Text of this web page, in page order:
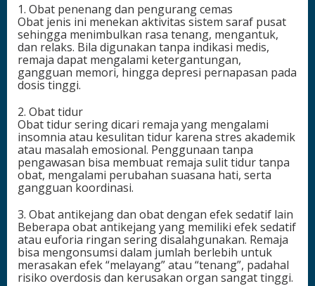
1. Obat penenang dan pengurang cemas
Obat jenis ini menekan aktivitas sistem saraf pusat
sehingga menimbulkan rasa tenang, mengantuk,
dan relaks. Bila digunakan tanpa indikasi medis,
remaja dapat mengalami ketergantungan,
gangguan memori, hingga depresi pernapasan pada
dosis tinggi.
2. Obat tidur
Obat tidur sering dicari remaja yang mengalami
insomnia atau kesulitan tidur karena stres akademik
atau masalah emosional. Penggunaan tanpa
pengawasan bisa membuat remaja sulit tidur tanpa
obat, mengalami perubahan suasana hati, serta
gangguan koordinasi.
3. Obat antikejang dan obat dengan efek sedatif lain
Beberapa obat antikejang yang memiliki efek sedatif
atau euforia ringan sering disalahgunakan. Remaja
bisa mengonsumsi dalam jumlah berlebih untuk
merasakan efek “melayang” atau “tenang”, padahal
risiko overdosis dan kerusakan organ sangat tinggi.